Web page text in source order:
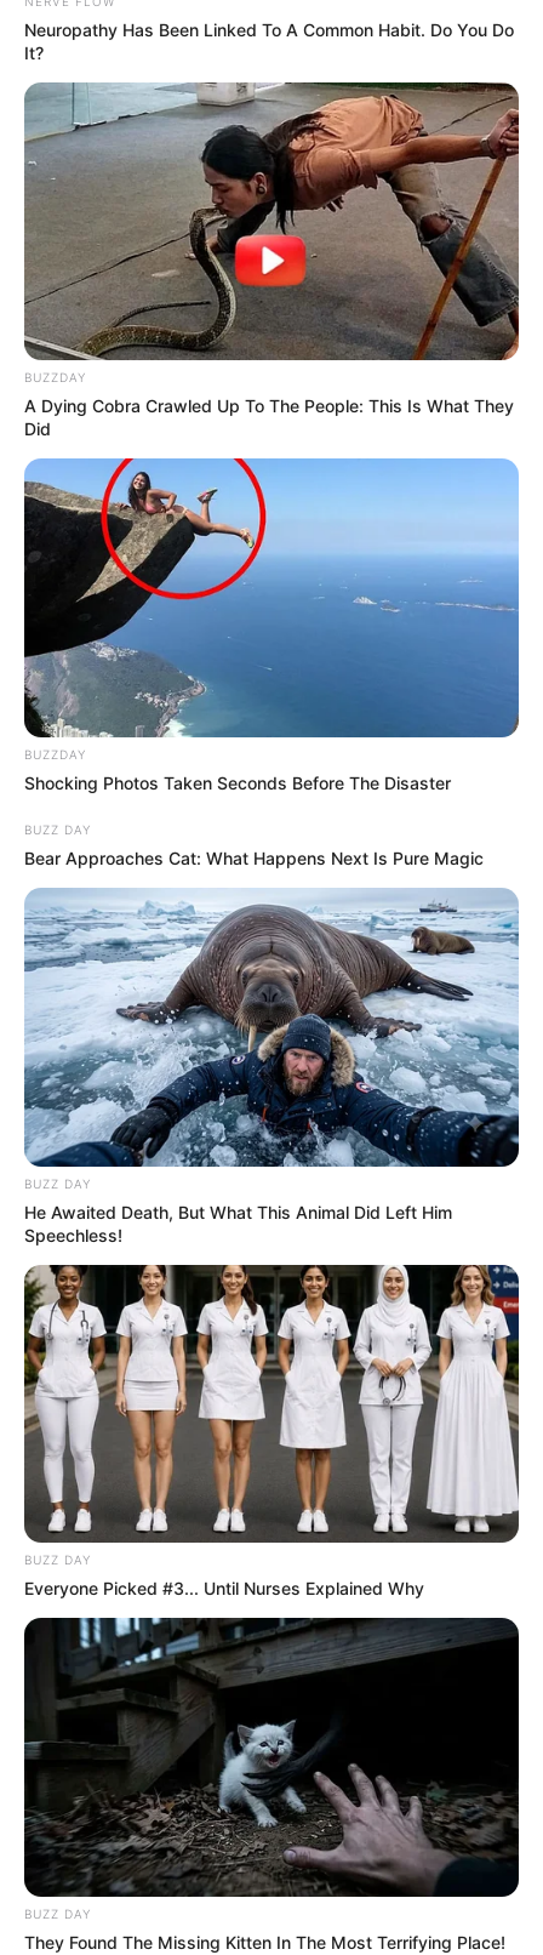
Neuropathy Has Been Linked To A Common Habit. Do You Do
It?
BUZZDAY
A Dying Cobra Crawled Up To The People: This Is What They
Did
BUZZDAY
Shocking Photos Taken Seconds Before The Disaster
BUZZ DAY
Bear Approaches Cat: What Happens Next Is Pure Magic
BUZZ DAY
He Awaited Death, But What This Animal Did Left Him
Speechless!
BUZZ DAY
Everyone Picked #3... Until Nurses Explained Why
BUZZ DAY
They Found The Missing Kitten In The Most Terrifying Place!